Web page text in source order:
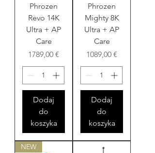
Phrozen
Revo 14K
Ultra + AP
Care
Cena
1789,00 €
Dodaj
do
koszyka
Phrozen
Mighty 8K
Ultra + AP
Care
Cena
1089,00 €
Dodaj
do
koszyka
NEW